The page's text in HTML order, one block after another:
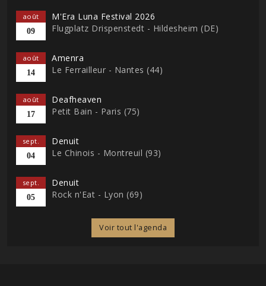
août
09
M'Era Luna Festival 2026
Flugplatz Drispenstedt - Hildesheim (DE)
août
14
Amenra
Le Ferrailleur - Nantes (44)
août
17
Deafheaven
Petit Bain - Paris (75)
sept.
04
Denuit
Le Chinois - Montreuil (93)
sept.
05
Denuit
Rock n'Eat - Lyon (69)
Voir tout l'agenda